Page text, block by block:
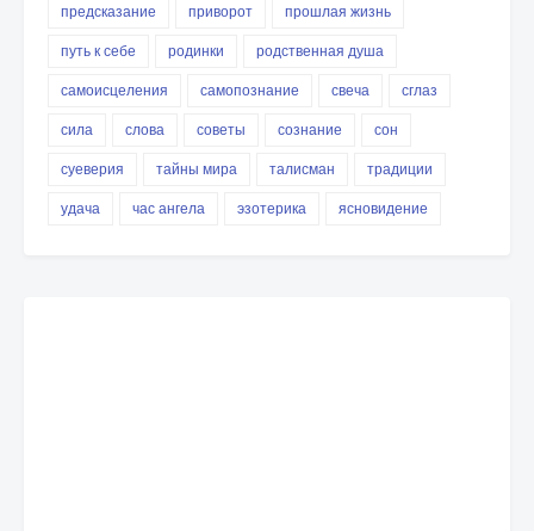
предсказание
приворот
прошлая жизнь
путь к себе
родинки
родственная душа
самоисцеления
самопознание свеча
сглаз
сила
слова советы сознание
сон
суеверия
тайны мира талисман
традиции
удача
час ангела эзотерика ясновидение